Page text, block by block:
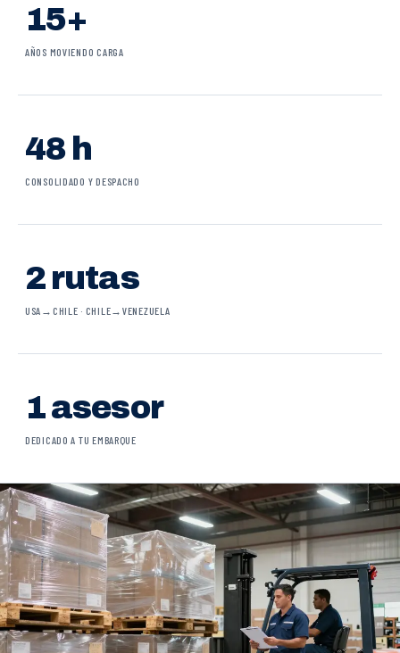
15+
AÑOS MOVIENDO CARGA
48 h
CONSOLIDADO Y DESPACHO
2 rutas
USA→CHILE · CHILE→VENEZUELA
1 asesor
DEDICADO A TU EMBARQUE